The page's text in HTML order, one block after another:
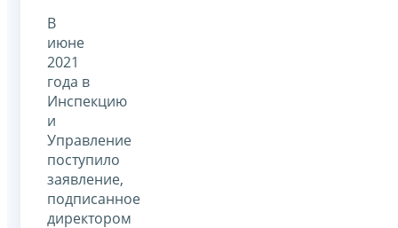
В
июне
2021
года в
Инспекцию
и
Управление
поступило
заявление,
подписанное
директором